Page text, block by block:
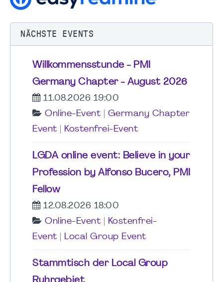
NÄCHSTE EVENTS
Willkommensstunde - PMI
Germany Chapter - August 2026
11.08.2026 19:00
Online-Event
Germany Chapter
Event
Kostenfrei-Event
LGDA online event: Believe in your
Profession by Alfonso Bucero, PMI
Fellow
12.08.2026 18:00
Online-Event
Kostenfrei-
Event
Local Group Event
Stammtisch der Local Group